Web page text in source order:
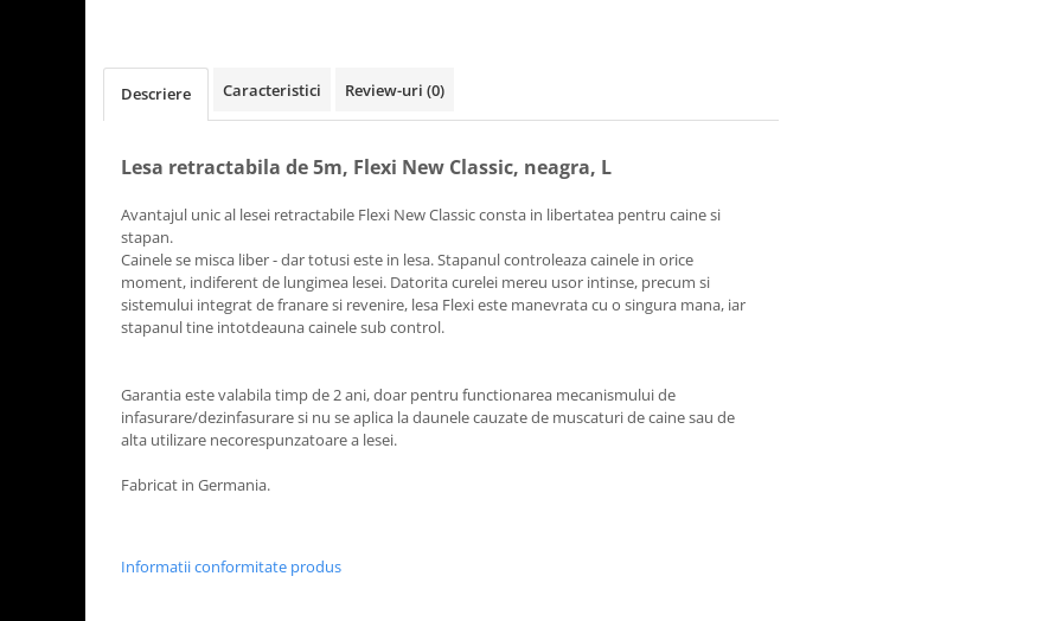
Descriere Caracteristici Review-uri (0)
Lesa retractabila de 5m, Flexi New Classic, neagra, L
Avantajul unic al lesei retractabile Flexi New Classic consta in libertatea pentru caine si
stapan.
Cainele se misca liber - dar totusi este in lesa. Stapanul controleaza cainele in orice
moment, indiferent de lungimea lesei. Datorita curelei mereu usor intinse, precum si
sistemului integrat de franare si revenire, lesa Flexi este manevrata cu o singura mana, iar
stapanul tine intotdeauna cainele sub control.
Garantia este valabila timp de 2 ani, doar pentru functionarea mecanismului de
infasurare/dezinfasurare si nu se aplica la daunele cauzate de muscaturi de caine sau de
alta utilizare necorespunzatoare a lesei.
Fabricat in Germania.
Informatii conformitate produs